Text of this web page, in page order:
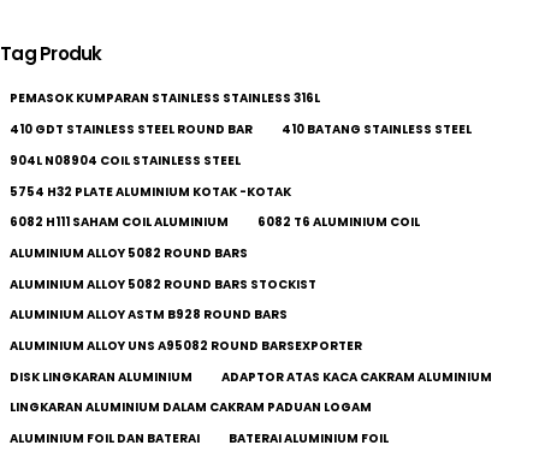
Tag Produk
PEMASOK KUMPARAN STAINLESS STAINLESS 316L
410 GDT STAINLESS STEEL ROUND BAR
410 BATANG STAINLESS STEEL
904L N08904 COIL STAINLESS STEEL
5754 H32 PLATE ALUMINIUM KOTAK -KOTAK
6082 H111 SAHAM COIL ALUMINIUM
6082 T6 ALUMINIUM COIL
ALUMINIUM ALLOY 5082 ROUND BARS
ALUMINIUM ALLOY 5082 ROUND BARS STOCKIST
ALUMINIUM ALLOY ASTM B928 ROUND BARS
ALUMINIUM ALLOY UNS A95082 ROUND BARSEXPORTER
DISK LINGKARAN ALUMINIUM
ADAPTOR ATAS KACA CAKRAM ALUMINIUM
LINGKARAN ALUMINIUM DALAM CAKRAM PADUAN LOGAM
ALUMINIUM FOIL DAN BATERAI
BATERAI ALUMINIUM FOIL